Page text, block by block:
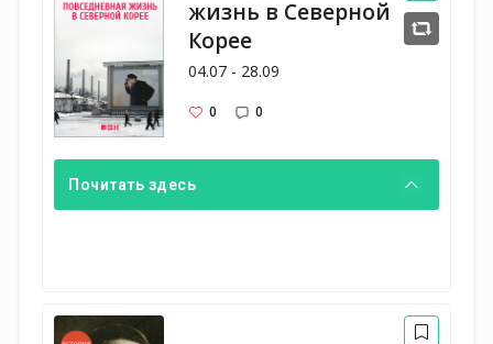
жизнь в Северной
Корее
04.07 - 28.09
0 0
Почитать здесь